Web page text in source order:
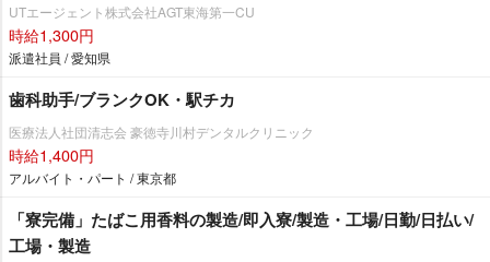
UTエージェント株式会社AGT東海第一CU
時給1,300円
派遣社員 / 愛知県
歯科助手/ブランクOK・駅チカ
医療法人社団清志会 豪徳寺川村デンタルクリニック
時給1,400円
アルバイト・パート / 東京都
「寮完備」たばこ用香料の製造/即入寮/製造・工場/日勤/日払い/
工場・製造